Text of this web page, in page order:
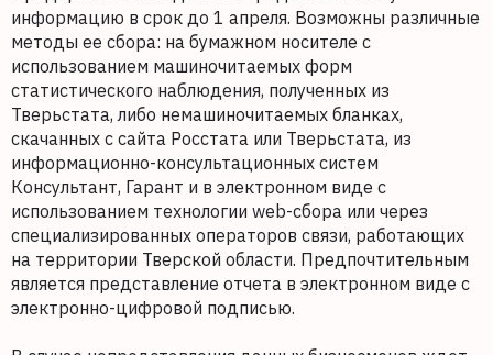
информацию в срок до 1 апреля. Возможны различные
методы ее сбора: на бумажном носителе с
использованием машиночитаемых форм
статистического наблюдения, полученных из
Тверьстата, либо немашиночитаемых бланках,
скачанных с сайта Росстата или Тверьстата, из
информационно-консультационных систем
Консультант, Гарант и в электронном виде с
использованием технологии web-сбора или через
специализированных операторов связи, работающих
на территории Тверской области. Предпочтительным
является представление отчета в электронном виде с
электронно-цифровой подписью.